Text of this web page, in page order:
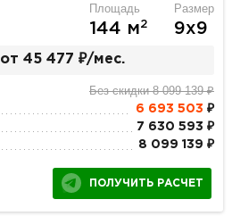
Площадь
144 м2
Размер
9х9
от 45 477 ₽/мес.
Без скидки 8 099 139 ₽
6 693 503 ₽
7 630 593 ₽
8 099 139 ₽
ПОЛУЧИТЬ РАСЧЕТ